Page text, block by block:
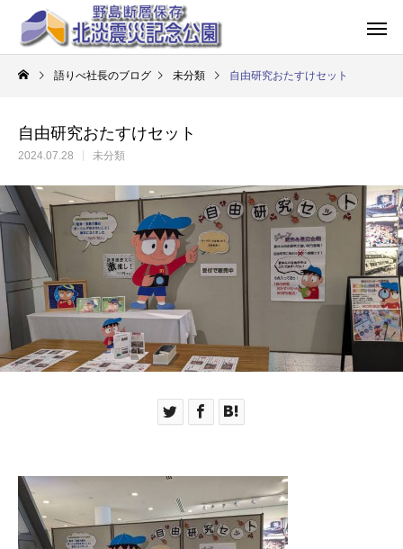
語りべ社長のブログ 未分類 自由研究おたすけセット
自由研究おたすけセット
2024.07.28 未分類